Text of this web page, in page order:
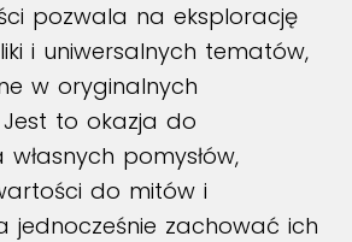
pozwala na eksplorację
i uniwersalnych tematów,
w oryginalnych
to okazja do
pomysłów,
do mitów i
jednocześnie zachować ich